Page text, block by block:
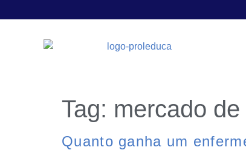
Tag: mercado
Quanto ganha um